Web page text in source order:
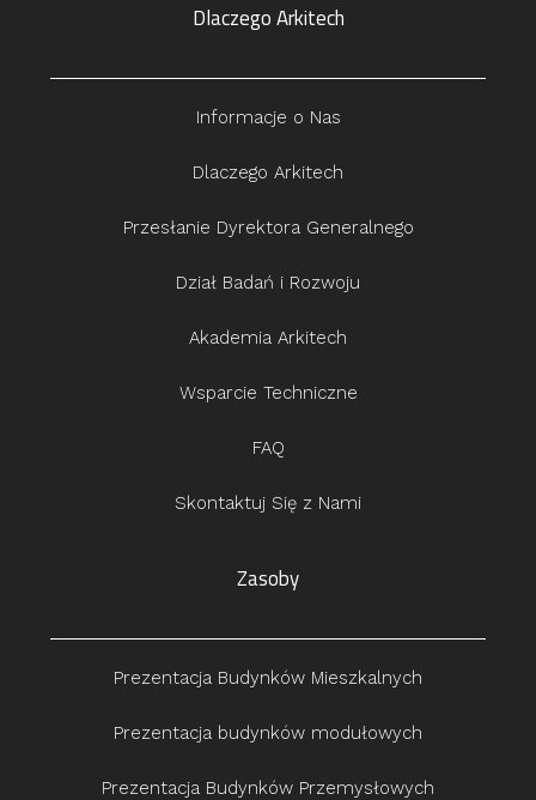
Dlaczego Arkitech
Informacje o Nas
Dlaczego Arkitech
Przesłanie Dyrektora Generalnego
Dział Badań i Rozwoju
Akademia Arkitech
Wsparcie Techniczne
FAQ
Skontaktuj Się z Nami
Zasoby
Prezentacja Budynków Mieszkalnych
Prezentacja budynków modułowych
Prezentacja Budynków Przemysłowych